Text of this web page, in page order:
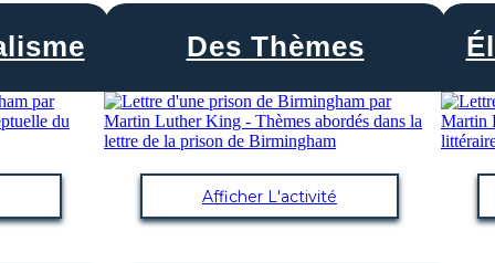
Des Thèmes
Afficher L'activité